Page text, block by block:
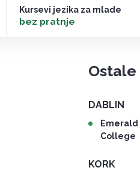
Kursevi jezika za mlade
–
bez pratnje
DABLIN
College
KORK